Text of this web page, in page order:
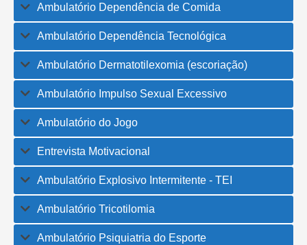
Ambulatório Dependência de Comida
Ambulatório Dependência Tecnológica
Ambulatório Dermatotilexomia (escoriação)
Ambulatório Impulso Sexual Excessivo
Ambulatório do Jogo
Entrevista Motivacional
Ambulatório Explosivo Intermitente - TEI
Ambulatório Tricotilomia
Ambulatório Psiquiatria do Esporte